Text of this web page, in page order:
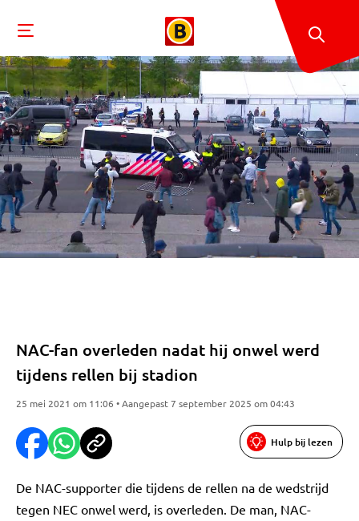
NAC-fan overleden nadat hij onwel werd
tijdens rellen bij stadion
25 mei 2021 om 11:06 • Aangepast 7 september 2025 om 04:43
Hulp bij lezen
De NAC-supporter die tijdens de rellen na de wedstrijd
tegen NEC onwel werd, is overleden. De man, NAC-